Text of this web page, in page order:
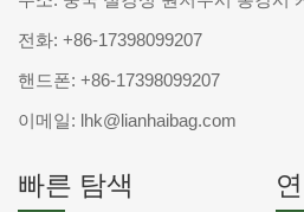
전화: +86-17398099207
핸드폰: +86-17398099207
이메일: lhk@lianhaibag.com
빠른 탐색